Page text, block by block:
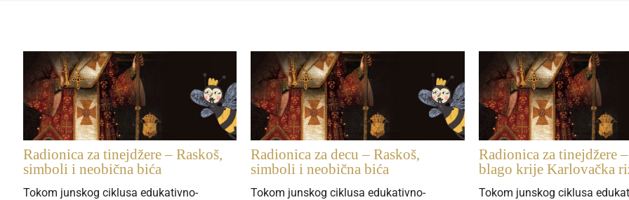
Radionica za tinejdžere – Raskoš,
simboli i neobična bića
Tokom junskog ciklusa edukativno-
Radionica za decu – Raskoš,
simboli i neobična bića
Tokom junskog ciklusa edukativno-
Radionica za tinejdžere
blago krije Karlovačka
Tokom junskog ciklusa